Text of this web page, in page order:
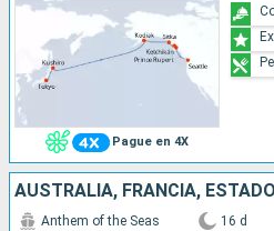
Pague en 4X
AUSTRALIA, FRANCIA,
Anthem of the Seas 16 d